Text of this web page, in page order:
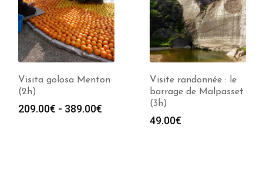
Visita golosa Menton
(2h)
209.00€ - 389.00€Rango
Visite randonnée : le
barrage de Malpasset
(3h)
49.00€